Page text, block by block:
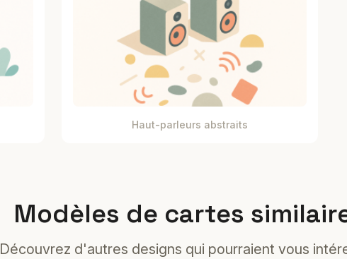
Haut-parleurs abstraits
Modèles de cartes
Découvrez d'autres designs qui pourraient vous